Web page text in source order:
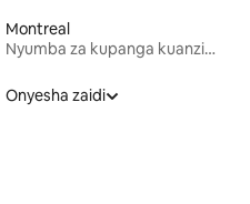
Montreal
Nyumba za kupanga kuanzia mwezi mmoja
Onyesha zaidi